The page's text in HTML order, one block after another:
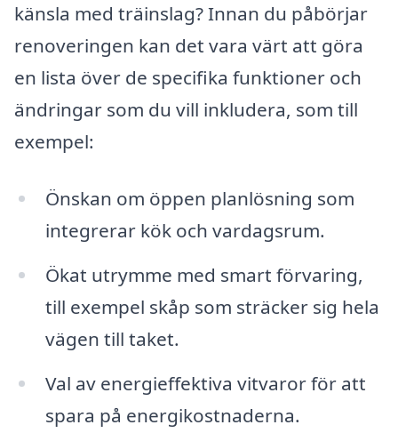
känsla med träinslag? Innan du påbörjar
renoveringen kan det vara värt att göra
en lista över de specifika funktioner och
ändringar som du vill inkludera, som till
exempel:
Önskan om öppen planlösning som
integrerar kök och vardagsrum.
Ökat utrymme med smart förvaring,
till exempel skåp som sträcker sig hela
vägen till taket.
Val av energieffektiva vitvaror för att
spara på energikostnaderna.